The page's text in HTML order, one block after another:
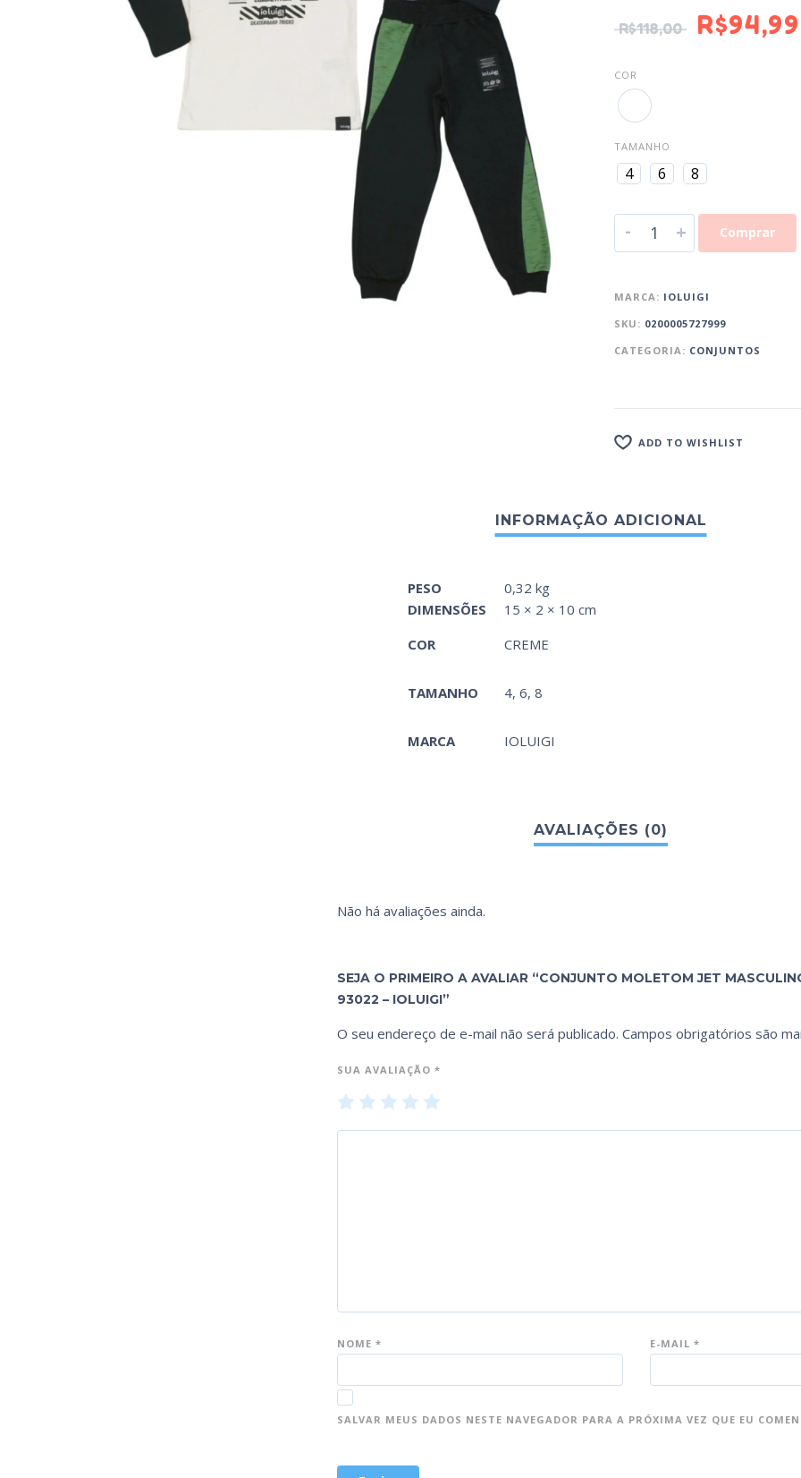
R$118,00 R$94,99
COR
TAMANHO
4 6 8
- + Comprar
MARCA: IOLUIGI
SKU: 0200005727999
CATEGORIA: CONJUNTOS
ADD TO WISHLIST
PESO
0,32 kg
DIMENSÕES
15 × 2 × 10 cm
COR
CREME
TAMANHO 4, 6, 8
MARCA IOLUIGI
Não há avaliações ainda.
SEJA O PRIMEIRO A AVALIAR “CONJUNTO MOLETOM JET
93022 – IOLUIGI”
O seu endereço de e-mail não será publicado. Campos obrigatórios são
SUA AVALIAÇÃO *
1 2 3 4
NOME * E-MAIL *
SALVAR MEUS DADOS NESTE NAVEGADOR PARA A PRÓXIMA VEZ QUE EU